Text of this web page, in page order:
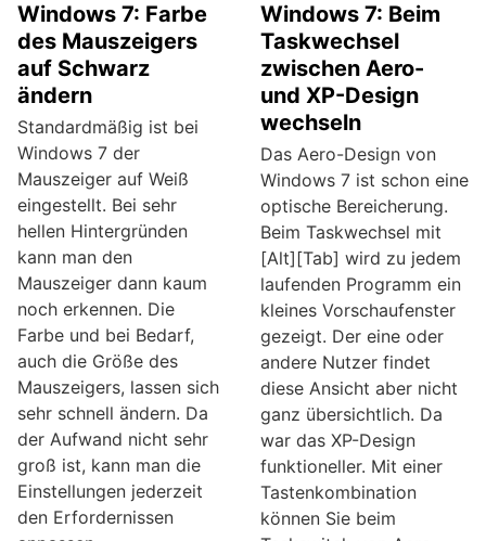
Windows 7: Farbe
des Mauszeigers
auf Schwarz
ändern
Standardmäßig ist bei
Windows 7 der
Mauszeiger auf Weiß
eingestellt. Bei sehr
hellen Hintergründen
kann man den
Mauszeiger dann kaum
noch erkennen. Die
Farbe und bei Bedarf,
auch die Größe des
Mauszeigers, lassen sich
sehr schnell ändern. Da
der Aufwand nicht sehr
groß ist, kann man die
Einstellungen jederzeit
den Erfordernissen
Windows 7: Beim
Taskwechsel
zwischen Aero-
und XP-Design
wechseln
Das Aero-Design von
Windows 7 ist schon eine
optische Bereicherung.
Beim Taskwechsel mit
[Alt][Tab] wird zu jedem
laufenden Programm ein
kleines Vorschaufenster
gezeigt. Der eine oder
andere Nutzer findet
diese Ansicht aber nicht
ganz übersichtlich. Da
war das XP-Design
funktioneller. Mit einer
Tastenkombination
können Sie beim